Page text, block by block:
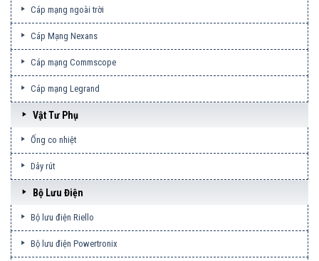
Cáp mạng ngoài trời
Cáp Mạng Nexans
Cáp mạng Commscope
Cáp mạng Legrand
Vật Tư Phụ
Ống co nhiệt
Dây rút
Bộ Lưu Điện
Bộ lưu điện Riello
Bộ lưu điện Powertronix